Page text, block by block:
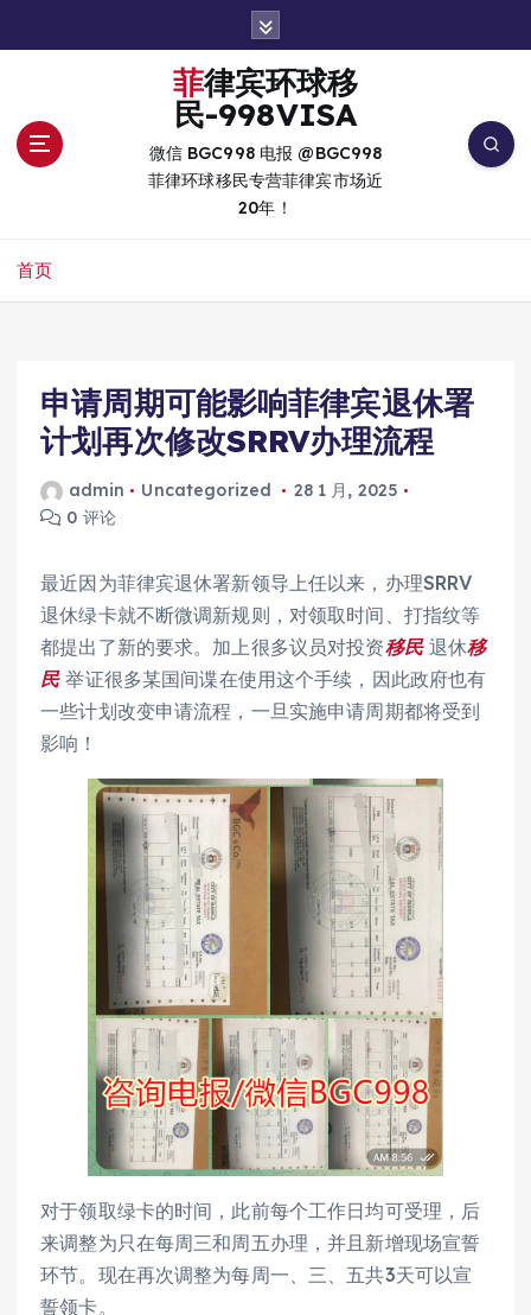
菲律宾环球移
民-998VISA
微信 BGC998 电报 @BGC998
菲律环球移民专营菲律宾市场近
20年！
首页
申请周期可能影响菲律宾退休署
计划再次修改SRRV办理流程
admin Uncategorized
28 1 月, 2025
0 评论
最近因为菲律宾退休署新领导上任以来，办理SRRV
退休绿卡就不断微调新规则，对领取时间、打指纹等
都提出了新的要求。加上很多议员对投资移民退休移
民举证很多某国间谍在使用这个手续，因此政府也有
一些计划改变申请流程，一旦实施申请周期都将受到
影响！
对于领取绿卡的时间，此前每个工作日均可受理，后
来调整为只在每周三和周五办理，并且新增现场宣誓
环节。现在再次调整为每周一、三、五共3天可以宣
誓领卡。